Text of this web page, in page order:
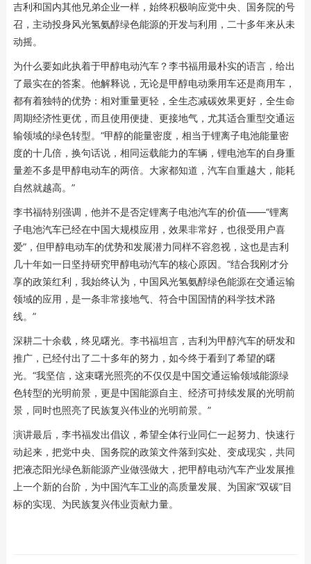
吉利和国内其他兄弟企业一样，始终积极响应党中央、国务院的号
召，主动投身风光氢氨醇绿色能源的开发与利用，二十多年来从未
动摇。
为什么要如此执着于甲醇电动汽车？李书福用最朴实的语言，给出
了最实在的答案。他解释说，无论是甲醇电动乘用车还是商用车，
都有着独特的优势：相对重量更轻，全生态减碳效果更好，全生命
周期经济性更优，而且使用便捷、更接地气，尤其适合重型交通运
输领域的绿色转型。“甲醇的能量密度，相当于锂离子电池能量密
度的十几倍，换句话说，相同运载能力的车辆，锂电池车的自身重
量差不多是甲醇电动车的两倍。大家都知道，汽车自重越大，能耗
自然就越高。”
李书福特别强调，他并不是否定锂离子电池汽车的价值——“锂离
子电池汽车已经在中国大规模应用，效果非常好，也很受用户喜
爱”，但甲醇电动车的优势和发展潜力同样不容忽视，这也是吉利
几十年如一日坚持研究甲醇电动汽车的核心原因。“结合我刚才分
享的政策红利，我始终认为，中国风光氢氨醇绿色能源在交通运输
领域的应用，是一条非常接地气、符合中国国情的科学技术路
线。”
深耕二十余载，终见曙光。李书福坦言，吉利为甲醇汽车的研发和
推广，已经付出了二十多年的努力，如今终于看到了希望的曙
光。“我坚信，这束曙光照亮的不仅仅是中国交通运输领域能源绿
色转型的光明前景，更是中国能源自主、经济可持续发展的光明前
景，同时也照亮了民族复兴伟业的光明前景。”
演讲最后，李书福发出倡议，希望全体行业同仁一起努力、快速行
动起来，把党中央、国务院的政策文件落到实处、变成现实，共同
把液态阳光绿色新能源产业做强做大，把甲醇电动汽车产业发展推
上一个新的台阶，为中国汽车工业的高质量发展、为国家“双碳”目
标的实现、为民族复兴伟业贡献力量。